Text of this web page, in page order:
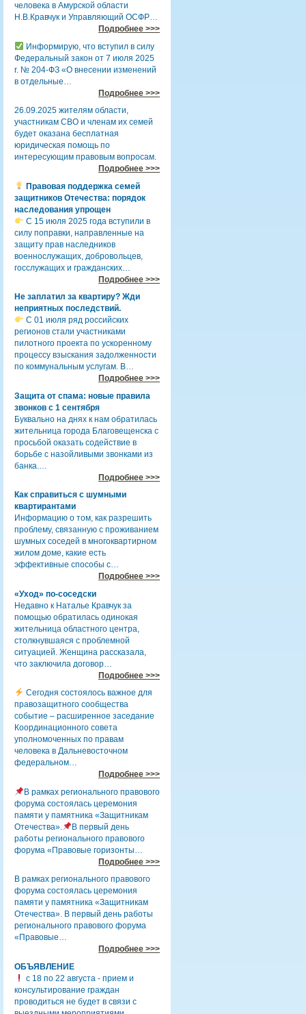
человека в Амурской области
Н.В.Кравчук и Управляющий ОСФР…
Подробнее >>>
Информирую, что вступил в силу
Федеральный закон от 7 июля 2025
г. № 204-ФЗ «О внесении изменений
в отдельные…
Подробнее >>>
26.09.2025 жителям области,
участникам СВО и членам их семей
будет оказана бесплатная
юридическая помощь по
интересующим правовым вопросам.
Подробнее >>>
Правовая поддержка семей
защитников Отечества: порядок
наследования упрощен
С 15 июля 2025 года вступили в
силу поправки, направленные на
защиту прав наследников
военнослужащих, добровольцев,
госслужащих и гражданских…
Подробнее >>>
Не заплатил за квартиру? Жди
неприятных последствий.
С 01 июля ряд российских
регионов стали участниками
пилотного проекта по ускоренному
процессу взыскания задолженности
по коммунальным услугам. В…
Подробнее >>>
Защита от спама: новые правила
звонков с 1 сентября
Буквально на днях к нам обратилась
жительница города Благовещенска с
просьбой оказать содействие в
борьбе с назойливыми звонками из
банка.…
Подробнее >>>
Как справиться с шумными
квартирантами
Информацию о том, как разрешить
проблему, связанную с проживанием
шумных соседей в многоквартирном
жилом доме, какие есть
эффективные способы с…
Подробнее >>>
«Уход» по-соседски
Недавно к Наталье Кравчук за
помощью обратилась одинокая
жительница областного центра,
столкнувшаяся с проблемной
ситуацией. Женщина рассказала,
что заключила договор…
Подробнее >>>
Сегодня состоялось важное для
правозащитного сообщества
событие – расширенное заседание
Координационного совета
уполномоченных по правам
человека в Дальневосточном
федеральном…
Подробнее >>>
В рамках регионального правового
форума состоялась церемония
памяти у памятника «Защитникам
Отечества».
В первый день
работы регионального правового
форума «Правовые горизонты…
Подробнее >>>
В рамках регионального правового
форума состоялась церемония
памяти у памятника «Защитникам
Отечества». В первый день работы
регионального правового форума
«Правовые…
Подробнее >>>
ОБЪЯВЛЕНИЕ
с 18 по 22 августа - прием и
консультирование граждан
проводиться не будет в связи с